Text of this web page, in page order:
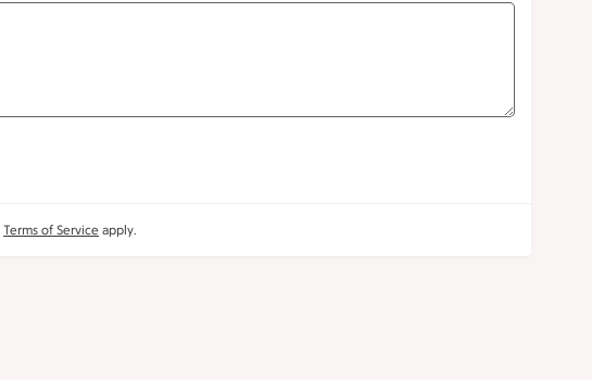
Terms of Service apply.